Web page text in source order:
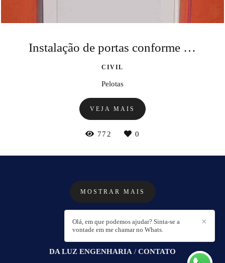
Instalação de portas conforme normas dos bombeiros - PPCI
CIVIL
Pelotas
VEJA MAIS
772 0
MOSTRAR MAIS
DA LUZ ENGENHARIA / CONTATO
✕
Olá, em que podemos ajudar? Sinta-se a
vontade em me chamar no Whats.